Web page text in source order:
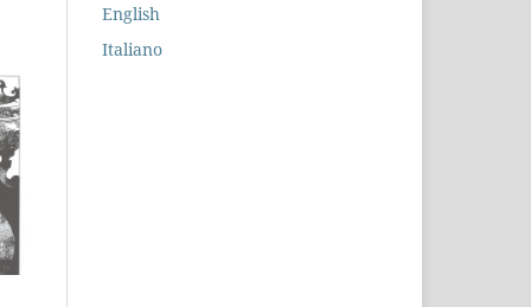
English
Italiano